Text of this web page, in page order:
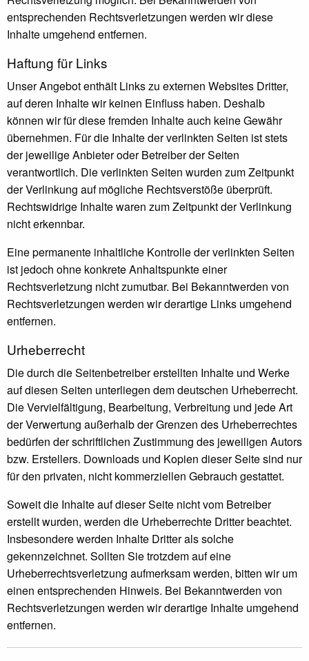
entsprechenden Rechtsverletzungen werden wir diese
Inhalte umgehend entfernen.
Haftung für Links
Unser Angebot enthält Links zu externen Websites Dritter,
auf deren Inhalte wir keinen Einfluss haben. Deshalb
können wir für diese fremden Inhalte auch keine Gewähr
übernehmen. Für die Inhalte der verlinkten Seiten ist stets
der jeweilige Anbieter oder Betreiber der Seiten
verantwortlich. Die verlinkten Seiten wurden zum Zeitpunkt
der Verlinkung auf mögliche Rechtsverstöße überprüft.
Rechtswidrige Inhalte waren zum Zeitpunkt der Verlinkung
nicht erkennbar.
Eine permanente inhaltliche Kontrolle der verlinkten Seiten
ist jedoch ohne konkrete Anhaltspunkte einer
Rechtsverletzung nicht zumutbar. Bei Bekanntwerden von
Rechtsverletzungen werden wir derartige Links umgehend
entfernen.
Urheberrecht
Die durch die Seitenbetreiber erstellten Inhalte und Werke
auf diesen Seiten unterliegen dem deutschen Urheberrecht.
Die Vervielfältigung, Bearbeitung, Verbreitung und jede Art
der Verwertung außerhalb der Grenzen des Urheberrechtes
bedürfen der schriftlichen Zustimmung des jeweiligen Autors
bzw. Erstellers. Downloads und Kopien dieser Seite sind nur
für den privaten, nicht kommerziellen Gebrauch gestattet.
Soweit die Inhalte auf dieser Seite nicht vom Betreiber
erstellt wurden, werden die Urheberrechte Dritter beachtet.
Insbesondere werden Inhalte Dritter als solche
gekennzeichnet. Sollten Sie trotzdem auf eine
Urheberrechtsverletzung aufmerksam werden, bitten wir um
einen entsprechenden Hinweis. Bei Bekanntwerden von
Rechtsverletzungen werden wir derartige Inhalte umgehend
entfernen.